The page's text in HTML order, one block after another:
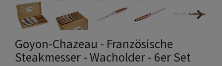
Goyon-Chazeau - Französische
Steakmesser - Wacholder - 6er Set